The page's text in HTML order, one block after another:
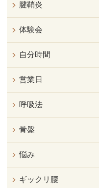
腱鞘炎
体験会
自分時間
営業日
呼吸法
骨盤
悩み
ギックリ腰